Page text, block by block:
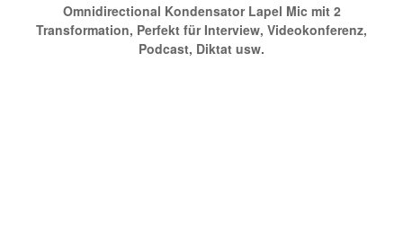
Omnidirectional Kondensator Lapel Mic mit 2
Transformation, Perfekt für Interview, Videokonferenz,
Podcast, Diktat usw.